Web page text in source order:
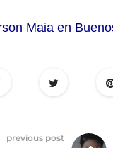
Maia en
previous post